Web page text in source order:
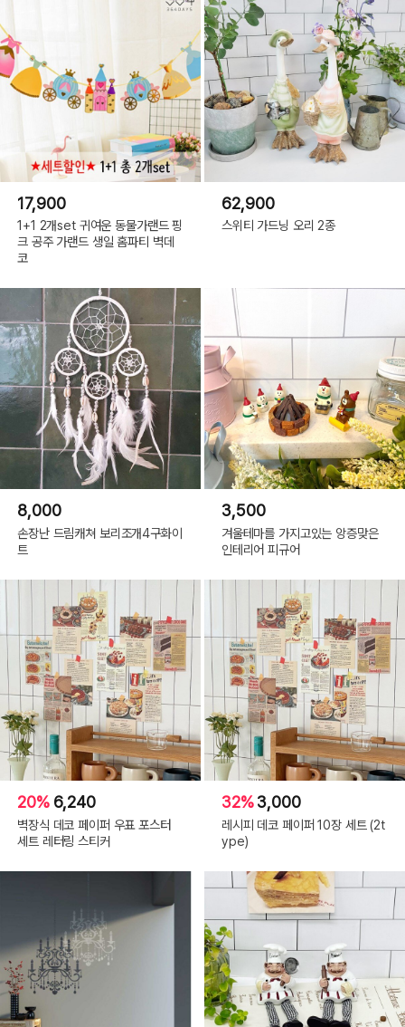
17,900
1+1 2개set 귀여운 동물가랜드 핑
크 공주 가랜드 생일 홈파티 벽데
코
62,900
스위티 가드닝 오리 2종
8,000
손장난 드림캐쳐 보리조개4구화이
트
3,500
겨울테마를 가지고있는 앙증맞은
인테리어 피규어
20% 6,240
벽장식 데코 페이퍼 우표 포스터
세트 레터링 스티커
32%3,000
레시피 데코 페이퍼 10장 세트 (2t
ype)